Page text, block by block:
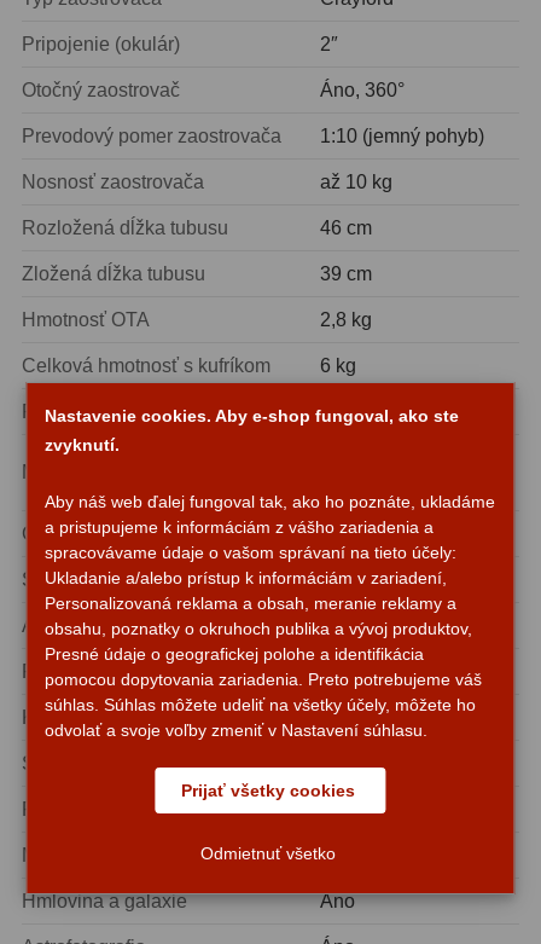
Literatúra10
Darčekové poukazy
Pripojenie (okulár) 2″
Otočný zaostrovač Áno, 360°
Prevodový pomer zaostrovača 1:10 (jemný pohyb)
Nosnosť zaostrovača až 10 kg
Rozložená dĺžka tubusu 46 cm
Zložená dĺžka tubusu 39 cm
Hmotnosť OTA 2,8 kg
Celková hmotnosť s kufríkom 6 kg
Rozmery kufríka (cm) 56 x 20 x 32
Montáž
GoTo riadenie Nie
Sledovanie Nie
Adaptér okulára 1,25″ a 2″
Príslušenstvo Hliníkový kufrík
Korektor Field Flattener
Séria Pro APO
Pozorovanie prírody Áno
Mesiac a planéty Áno
Hmlovina a galaxie Áno
Nastavenie cookies. Aby e-shop fungoval, ako ste
zvyknutí.
Aby náš web ďalej fungoval tak, ako ho poznáte, ukladáme
a pristupujeme k informáciám z vášho zariadenia a
spracovávame údaje o vašom správaní na tieto účely:
Ukladanie a/alebo prístup k informáciám v zariadení,
Personalizovaná reklama a obsah, meranie reklamy a
obsahu, poznatky o okruhoch publika a vývoj produktov,
Presné údaje o geografickej polohe a identifikácia
pomocou dopytovania zariadenia. Preto potrebujeme váš
súhlas. Súhlas môžete udeliť na všetky účely, môžete ho
odvolať a svoje voľby zmeniť v Nastavení súhlasu.
Prijať všetky cookies
Odmietnuť všetko